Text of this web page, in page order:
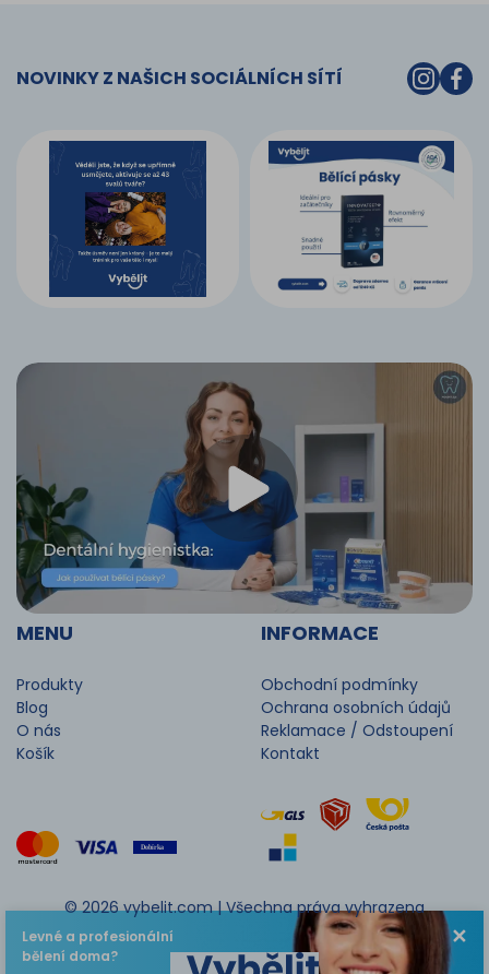
✕
Levné a profesionální
bělení doma?
NOVINKY Z NAŠICH SOCIÁLNÍCH SÍTÍ
MENU
Produkty
Blog
O nás
Košík
INFORMACE
Obchodní podmínky
Ochrana osobních údajů
Reklamace / Odstoupení
Kontakt
© 2026 vybelit.com |Všechna práva vyhrazena